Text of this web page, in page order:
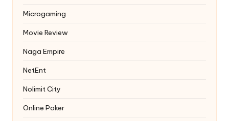
Microgaming
Movie Review
Naga Empire
NetEnt
Nolimit City
Online Poker